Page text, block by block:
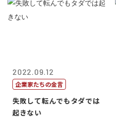
2022.09.12
企業家たちの金言
失敗して転んでもタダでは
起きない